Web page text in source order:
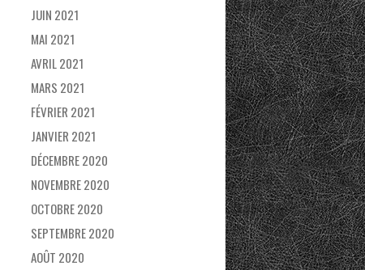
JUIN 2021
MAI 2021
AVRIL 2021
MARS 2021
FÉVRIER 2021
JANVIER 2021
DÉCEMBRE 2020
NOVEMBRE 2020
OCTOBRE 2020
SEPTEMBRE 2020
AOÛT 2020